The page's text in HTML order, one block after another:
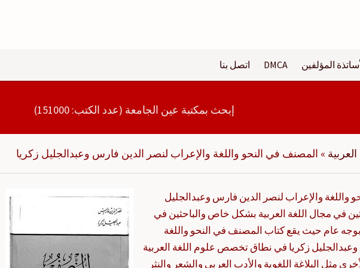
المؤلفين DMCA اتصل بنا
إبحث بمكتبة عين الجامعة (عدد الكتب: 151000)
العربية » المصنف في النحو واللغة والإعراب لنصر الدين فارس وعبدالجليل زكريا
والإعراب لنصر الدين فارس وعبدالجليل
في مجال اللغة العربية بشكل خاص والباحثين في
بوجه عام حيث يقع كتاب المصنف في النحو واللغة
زكريا في نطاق تخصص علوم اللغة العربية
مثل البلاغة اللغوية والأدب العربي والشعر والنثر